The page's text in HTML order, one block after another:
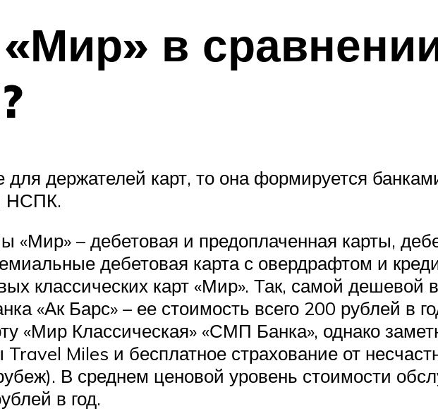
в
держателей карт, то она формируется
НСПК.
«Мир» – дебетовая и предоплаченная карты,
дебетовая карта с овердрафтом и
классических карт «Мир». Так, самой дешевой
«Ак Барс» – ее стоимость всего 200 рублей в
«Мир Классическая» «СМП Банка», однако
Miles и бесплатное страхование от
В среднем ценовой уровень стоимости
в год.